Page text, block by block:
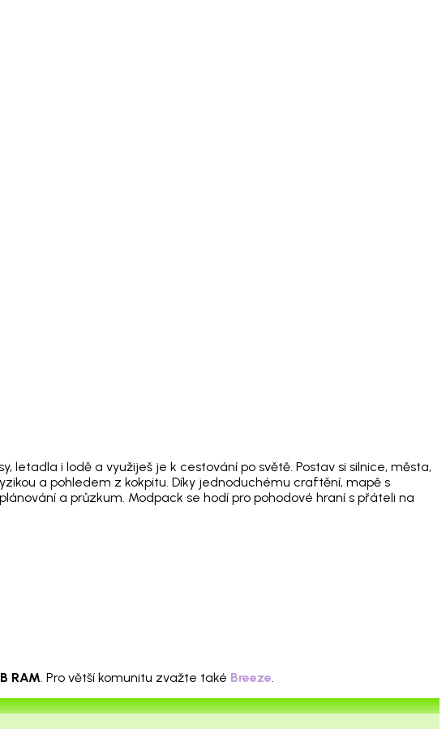
letadla i lodě a využiješ je k cestování po světě. Postav si silnice, města,
a pohledem z kokpitu. Díky jednoduchému craftění, mapě s
a průzkum. Modpack se hodí pro pohodové hraní s přáteli na
RAM. Pro větší komunitu zvažte také Breeze.